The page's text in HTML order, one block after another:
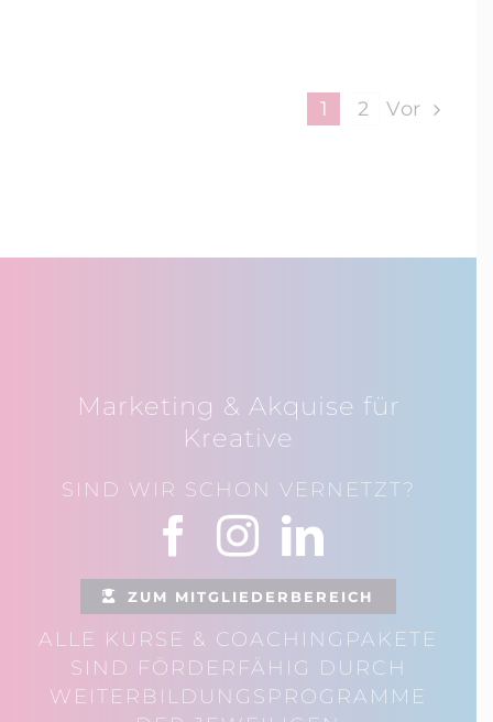
1 2 Vor
Marketing & Akquise für
Kreative
SIND WIR SCHON VERNETZT?
ZUM MITGLIEDERBEREICH
ALLE KURSE & COACHINGPAKETE
SIND FÖRDERFÄHIG DURCH
WEITERBILDUNGSPROGRAMME